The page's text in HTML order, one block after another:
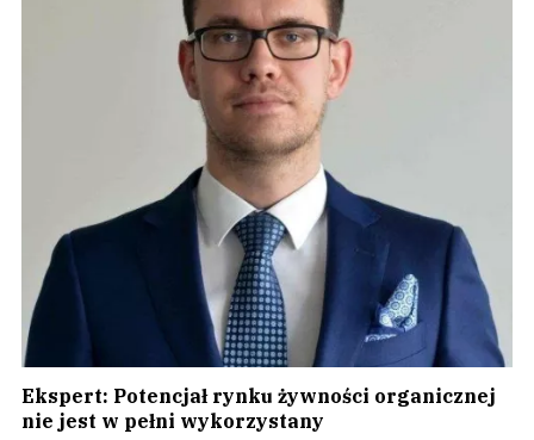
Ekspert: Potencjał rynku żywności organicznej
nie jest w pełni wykorzystany